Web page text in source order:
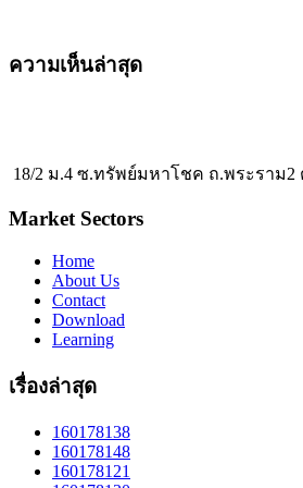
ความเห็นล่าสุด
18/2 ม.4 ซ.ทรัพย์มหาโชค ถ.พระราม2
Market Sectors
Home
About Us
Contact
Download
Learning
เรื่องล่าสุด
160178138
160178148
160178121